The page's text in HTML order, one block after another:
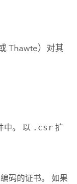
Thawte）对其
中。 以 .csr 扩
码的证书。 如果